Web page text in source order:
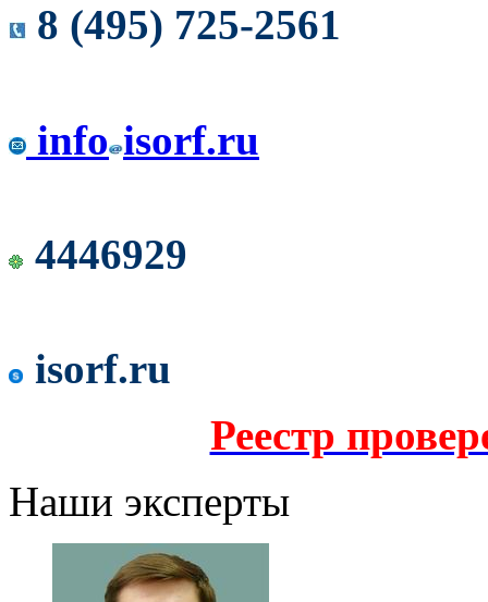
8 (495) 725-2561
info isorf.ru
4446929
isorf.ru
Реестр
Наши эксперты